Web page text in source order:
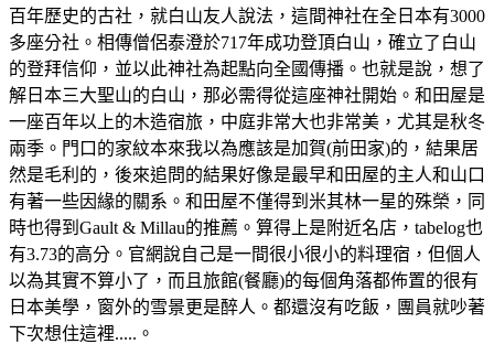
百年歷史的古社，就白山友人說法，這間神社在全日本有3000
多座分社。相傳僧侶泰澄於717年成功登頂白山，確立了白山
的登拜信仰，並以此神社為起點向全國傳播。也就是說，想了
解日本三大聖山的白山，那必需得從這座神社開始。和田屋是
一座百年以上的木造宿旅，中庭非常大也非常美，尤其是秋冬
兩季。門口的家紋本來我以為應該是加賀(前田家)的，結果居
然是毛利的，後來追問的結果好像是最早和田屋的主人和山口
有著一些因緣的關系。和田屋不僅得到米其林一星的殊榮，同
時也得到Gault & Millau的推薦。算得上是附近名店，tabelog也
有3.73的高分。官網說自己是一間很小很小的料理宿，但個人
以為其實不算小了，而且旅館(餐廳)的每個角落都佈置的很有
日本美學，窗外的雪景更是醉人。都還沒有吃飯，團員就吵著
下次想住這裡.....。